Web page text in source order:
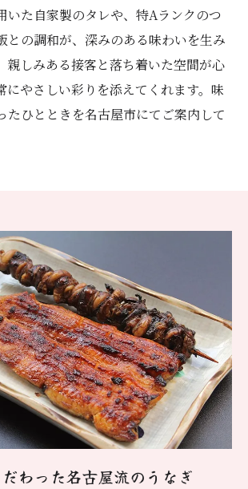
いた自家製のタレや、特Aランクのつ
との調和が、深みのある味わいを生み
親しみある接客と落ち着いた空間が心
にやさしい彩りを添えてくれます。味
たひとときを名古屋市にてご案内して
わった名古屋流のうなぎ